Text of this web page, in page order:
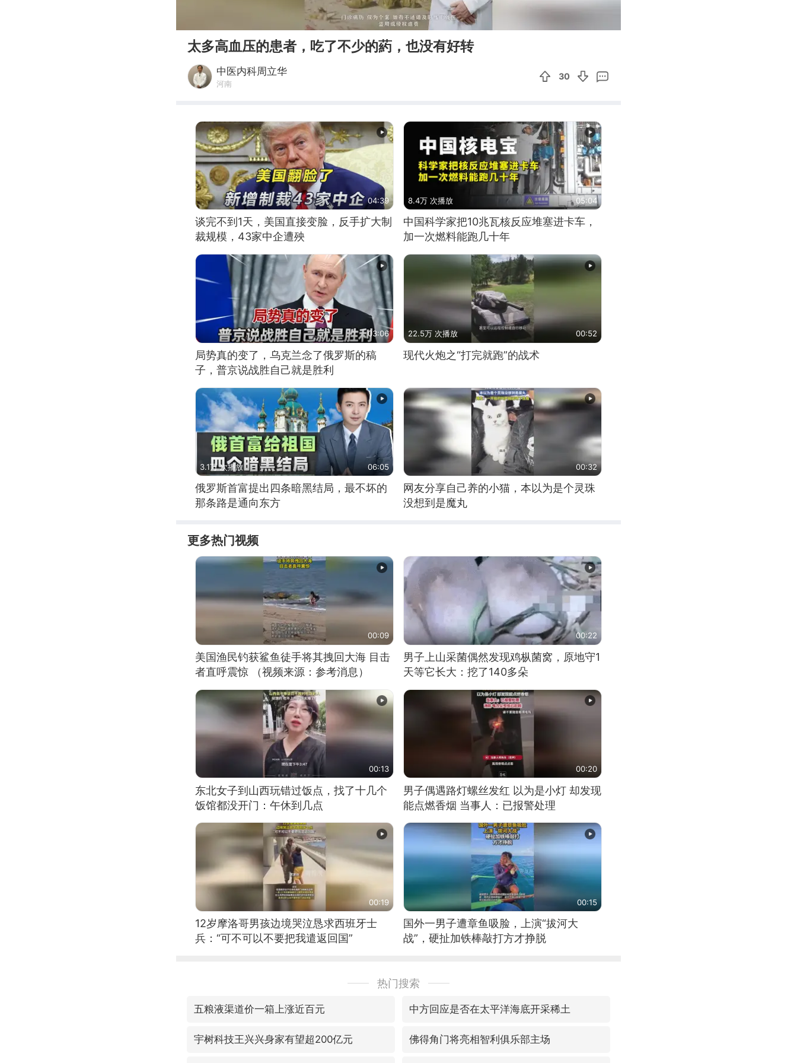
太多高血压的患者，吃了不少的葯，也没有好转
中医内科周立华
河南
30
04:39
谈完不到1天，美国直接变脸，反手扩大制
裁规模，43家中企遭殃
8.4万 次播放 05:04
中国科学家把10兆瓦核反应堆塞进卡车，
加一次燃料能跑几十年
03:06
局势真的变了，乌克兰念了俄罗斯的稿
子，普京说战胜自己就是胜利
22.5万 次播放 00:52
现代火炮之“打完就跑”的战术
3.1万 次播放 06:05
俄罗斯首富提出四条暗黑结局，最不坏的
那条路是通向东方
00:32
网友分享自己养的小猫，本以为是个灵珠
没想到是魔丸
更多热门视频
00:09
美国渔民钓获鲨鱼徒手将其拽回大海 目击
者直呼震惊 （视频来源：参考消息）
00:22
男子上山采菌偶然发现鸡枞菌窝，原地守1
天等它长大：挖了140多朵
00:13
东北女子到山西玩错过饭点，找了十几个
饭馆都没开门：午休到几点
00:20
男子偶遇路灯螺丝发红 以为是小灯 却发现
能点燃香烟 当事人：已报警处理
00:19
12岁摩洛哥男孩边境哭泣恳求西班牙士
兵：“可不可以不要把我遣返回国”
00:15
国外一男子遭章鱼吸脸，上演“拔河大
战”，硬扯加铁棒敲打方才挣脱
热门搜索
五粮液渠道价一箱上涨近百元 中方回应是否在太平洋海底开采稀土
宇树科技王兴兴身家有望超200亿元 佛得角门将亮相智利俱乐部主场